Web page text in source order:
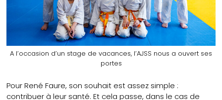
A l’occasion d’un stage de vacances, l’AJSS nous a ouvert ses
portes
Pour René Faure, son souhait est assez simple :
contribuer à leur santé. Et cela passe, dans le cas de